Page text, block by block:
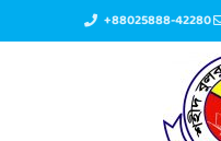
+88025888-42280